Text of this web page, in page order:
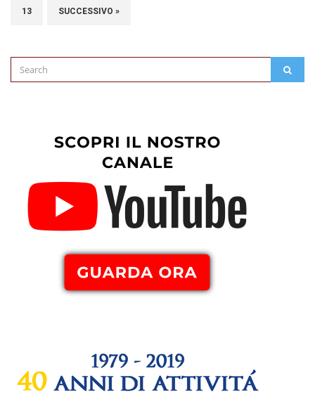
13 SUCCESSIVO »
Search
for: